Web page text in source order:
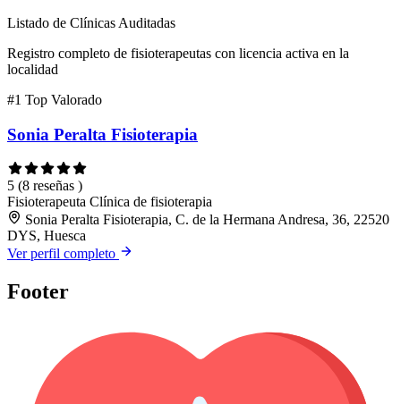
Listado de Clínicas Auditadas
Registro completo de fisioterapeutas con licencia activa en la
localidad
#1 Top Valorado
Sonia Peralta Fisioterapia
5 (8 reseñas )
Fisioterapeuta Clínica de fisioterapia
Sonia Peralta Fisioterapia, C. de la Hermana Andresa, 36, 22520
DYS, Huesca
Ver perfil completo
Footer